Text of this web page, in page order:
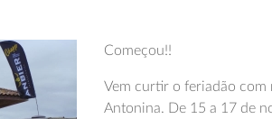
Começou!!
Vem curtir o feriadão com
Antonina. De 15 a 17 de